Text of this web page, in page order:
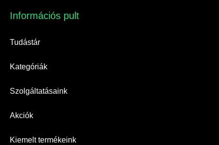
Információs pult​
Tudástár
Kategóriák
Szolgáltatásaink
Akciók
Kiemelt termékeink